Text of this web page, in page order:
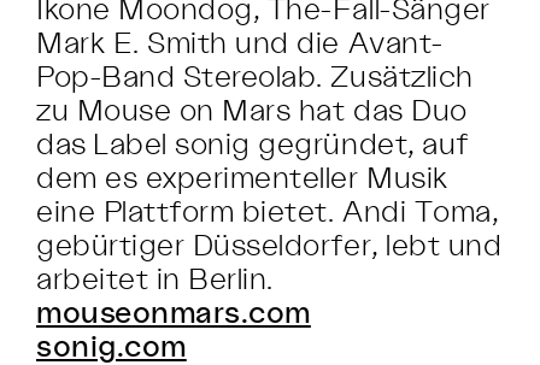
Ikone Moondog, The-Fall-Sänger
Mark E. Smith und die Avant-
Pop-Band Stereolab. Zusätzlich
zu Mouse on Mars hat das Duo
das Label sonig gegründet, auf
dem es experimenteller Musik
eine Plattform bietet. Andi Toma,
gebürtiger Düsseldorfer, lebt und
arbeitet in Berlin.
mouseonmars.com
sonig.com